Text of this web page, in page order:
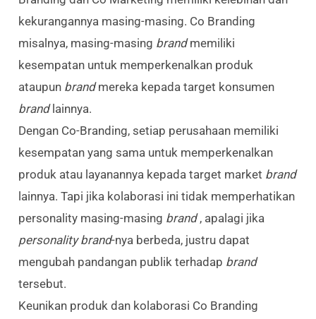
kekurangannya masing-masing. Co Branding
misalnya, masing-masing brandmemiliki
kesempatan untuk memperkenalkan produk
ataupun brandmereka kepada target konsumen
brandlainnya.
Dengan Co-Branding, setiap perusahaan memiliki
kesempatan yang sama untuk memperkenalkan
produk atau layanannya kepada target market brand
lainnya. Tapi jika kolaborasi ini tidak memperhatikan
personality masing-masing brand, apalagi jika
personality brand-nya berbeda, justru dapat
mengubah pandangan publik terhadap brand
tersebut.
Keunikan produk dan kolaborasi Co Branding